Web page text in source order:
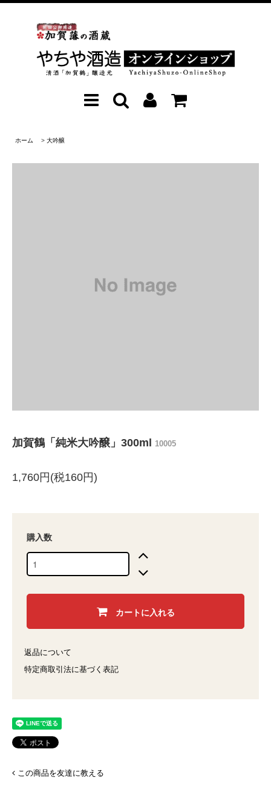
ホーム > 大吟醸
加賀鶴「純米大吟醸」300ml 10005
1,760円(税160円)
購入数
カートに入れる
返品について
特定商取引法に基づく表記
この商品を友達に教える